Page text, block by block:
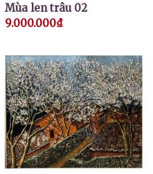
Mùa len trâu 02
9.000.000₫